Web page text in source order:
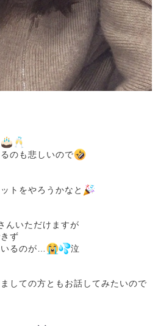
のも悲しいので
トをやろうかなと
んいただけますが
ず
るのが…
泣
しての方ともお話してみたいので